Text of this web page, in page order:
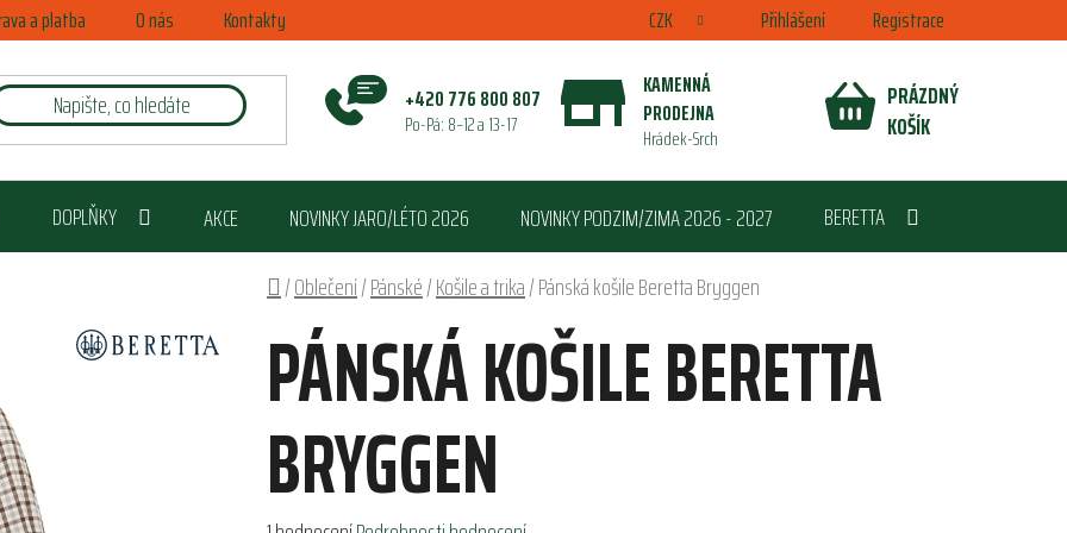
a platba O nás Kontakty CZK Přihlášení Registrace
+420 776 800 807
Po-Pá: 8–12 a 13-17
KAMENNÁ
PRODEJNA
Hrádek-Srch
NÁKUPNÍ
PRÁZDNÝ
KOŠÍK
DOPLŇKY AKCE NOVINKY JARO/LÉTO 2026 NOVINKY PODZIM/ZIMA 2026 - 2027
BERETTA
Domů
/Oblečení/Pánské/Košile a trika/Pánská košile Beretta Bryggen
PÁNSKÁ KOŠILE BERETTA
BRYGGEN